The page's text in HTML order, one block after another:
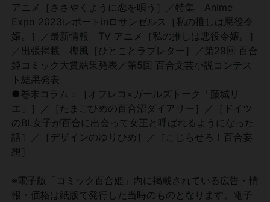
アニメ［ささやくように恋を唄う］／特集 Anime
Expo 2023レポートinロサンゼルス［私の推しは悪役令
嬢。］／最新情報 TV アニメ［私の推しは悪役令嬢。］
／出張掲載 樫風［ひとことラブレター］／第29回 百合
姫コミック大賞結果発表／第5回 百合文芸小説コンテス
ト結果発表
●巻末コラム：［オフレコ×ガールズトーク「藤城リ
エ」］／［たまごひめの百合沼ダイアリー］／［ドイツ
のBL女子が百合に出会って女王と呼ばれるようになった
話］／［デザインのゆりひめ］／［こじらせろ！百合妄
想］
※電子版「コミック百合姫」内に掲載されている広告・情
報・価格は紙版で発行した当時のものとなります。電子